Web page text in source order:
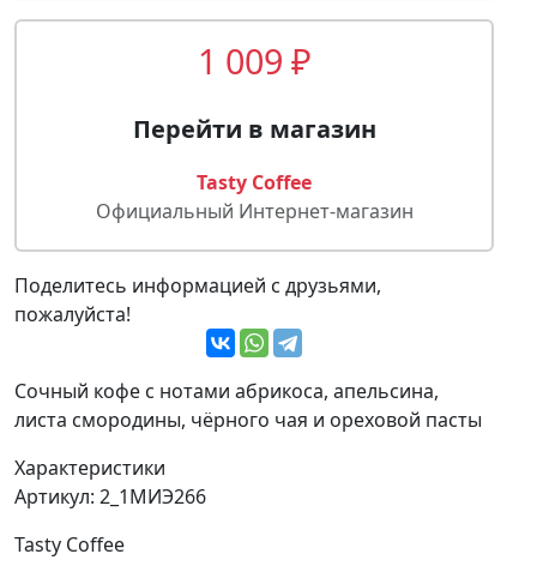
1 009 ₽
Перейти в магазин
Tasty Coffee
Официальный Интернет-магазин
Поделитесь информацией с друзьями,
пожалуйста!
Сочный кофе с нотами абрикоса, апельсина,
листа смородины, чёрного чая и ореховой пасты
Характеристики
Артикул: 2_1МИЭ266
Tasty Coffee